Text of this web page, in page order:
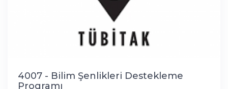
4007 - Bilim Şenlikleri Destekleme
Programı